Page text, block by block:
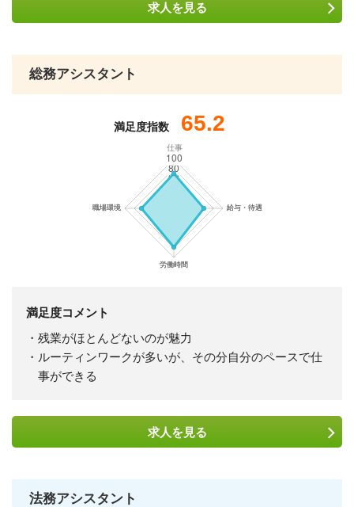
求人を見る
総務アシスタント
満足度指数 65.2
仕事
満足度コメント
・残業がほとんどないのが魅力
・ルーティンワークが多いが、その分自分のペースで仕
事ができる
求人を見る
法務アシスタント